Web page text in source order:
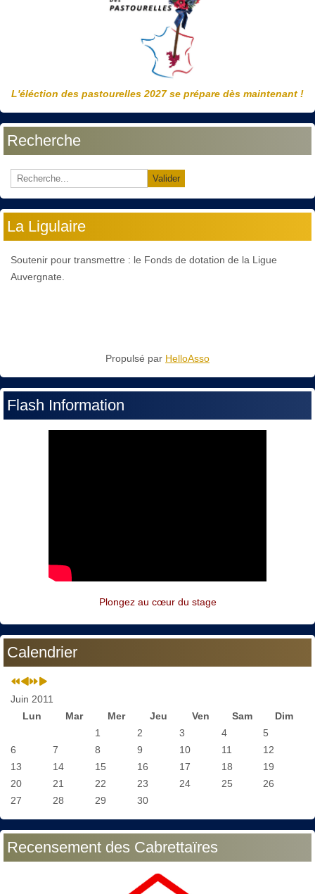
L'éléction des pastourelles 2027 se prépare dès maintenant !
Recherche
Valider
La Ligulaire
Soutenir pour transmettre : le Fonds de dotation de la Ligue
Auvergnate.
Propulsé par HelloAsso
Flash Information
Plongez au cœur du stage
Calendrier
Juin 2011
Lun
Mar Mer Jeu Ven Sam
Dim
1
2 3 4
5
6
7 8 9 10 11
12
13
14 15 16 17 18
19
20
21 22 23 24 25
26
27
28 29 30
Recensement des Cabrettaïres